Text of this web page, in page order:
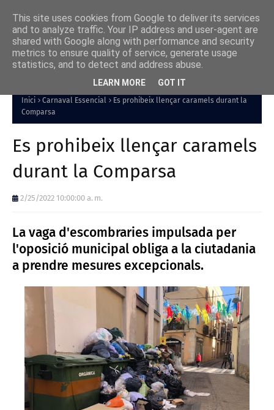
Inici Carnaval Essencial
Es prohibeix llençar caramels durant la
Comparsa
Es prohibeix llençar caramels
durant la Comparsa
2/25/2022 10:00:00 a. m.
La vaga d'escombraries impulsada per
l'oposició municipal obliga a la ciutadania
a prendre mesures excepcionals.
This site uses cookies from Google to deliver its services
and to analyze traffic. Your IP address and user-agent are
shared with Google along with performance and security
metrics to ensure quality of service, generate usage
statistics, and to detect and address abuse.
LEARN MORE GOT IT